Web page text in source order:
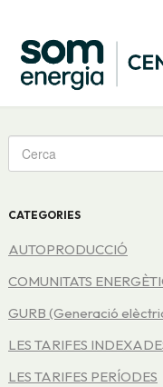
CATEGORIES
AUTOPRODUCCIÓ
COMUNITATS
GURB (Generació
LES TARIFES
LES TARIFES PERÍODES